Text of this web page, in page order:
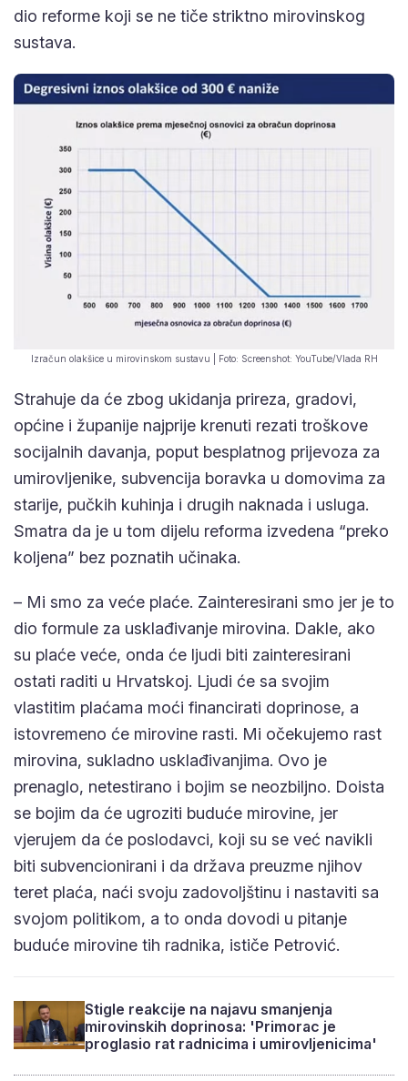
dio reforme koji se ne tiče striktno mirovinskog
sustava.
Izračun olakšice u mirovinskom sustavu | Foto: Screenshot: YouTube/Vlada RH
Strahuje da će zbog ukidanja prireza, gradovi,
općine i županije najprije krenuti rezati troškove
socijalnih davanja, poput besplatnog prijevoza za
umirovljenike, subvencija boravka u domovima za
starije, pučkih kuhinja i drugih naknada i usluga.
Smatra da je u tom dijelu reforma izvedena “preko
koljena” bez poznatih učinaka.
– Mi smo za veće plaće. Zainteresirani smo jer je to
dio formule za usklađivanje mirovina. Dakle, ako
su plaće veće, onda će ljudi biti zainteresirani
ostati raditi u Hrvatskoj. Ljudi će sa svojim
vlastitim plaćama moći financirati doprinose, a
istovremeno će mirovine rasti. Mi očekujemo rast
mirovina, sukladno usklađivanjima. Ovo je
prenaglo, netestirano i bojim se neozbiljno. Doista
se bojim da će ugroziti buduće mirovine, jer
vjerujem da će poslodavci, koji su se već navikli
biti subvencionirani i da država preuzme njihov
teret plaća, naći svoju zadovoljštinu i nastaviti sa
svojom politikom, a to onda dovodi u pitanje
buduće mirovine tih radnika, ističe Petrović.
Stigle reakcije na najavu smanjenja
mirovinskih doprinosa: 'Primorac je
proglasio rat radnicima i umirovljenicima'